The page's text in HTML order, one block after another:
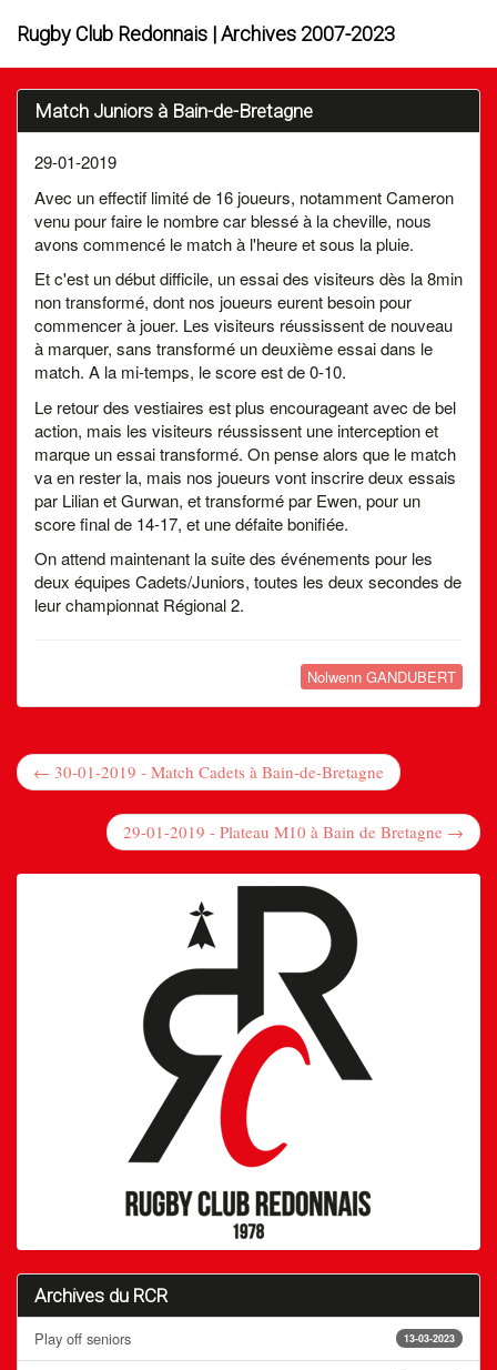
Rugby Club Redonnais | Archives 2007-2023
Match Juniors à Bain-de-Bretagne
29-01-2019
Avec un effectif limité de 16 joueurs, notamment Cameron
venu pour faire le nombre car blessé à la cheville, nous
avons commencé le match à l'heure et sous la pluie.
Et c'est un début difficile, un essai des visiteurs dès la 8min
non transformé, dont nos joueurs eurent besoin pour
commencer à jouer. Les visiteurs réussissent de nouveau
à marquer, sans transformé un deuxième essai dans le
match. A la mi-temps, le score est de 0-10.
Le retour des vestiaires est plus encourageant avec de bel
action, mais les visiteurs réussissent une interception et
marque un essai transformé. On pense alors que le match
va en rester la, mais nos joueurs vont inscrire deux essais
par Lilian et Gurwan, et transformé par Ewen, pour un
score final de 14-17, et une défaite bonifiée.
On attend maintenant la suite des événements pour les
deux équipes Cadets/Juniors, toutes les deux secondes de
leur championnat Régional 2.
Nolwenn GANDUBERT
← 30-01-2019 - Match Cadets à Bain-de-Bretagne
29-01-2019 - Plateau M10 à Bain de Bretagne →
Archives du RCR
13-03-2023
Play off seniors